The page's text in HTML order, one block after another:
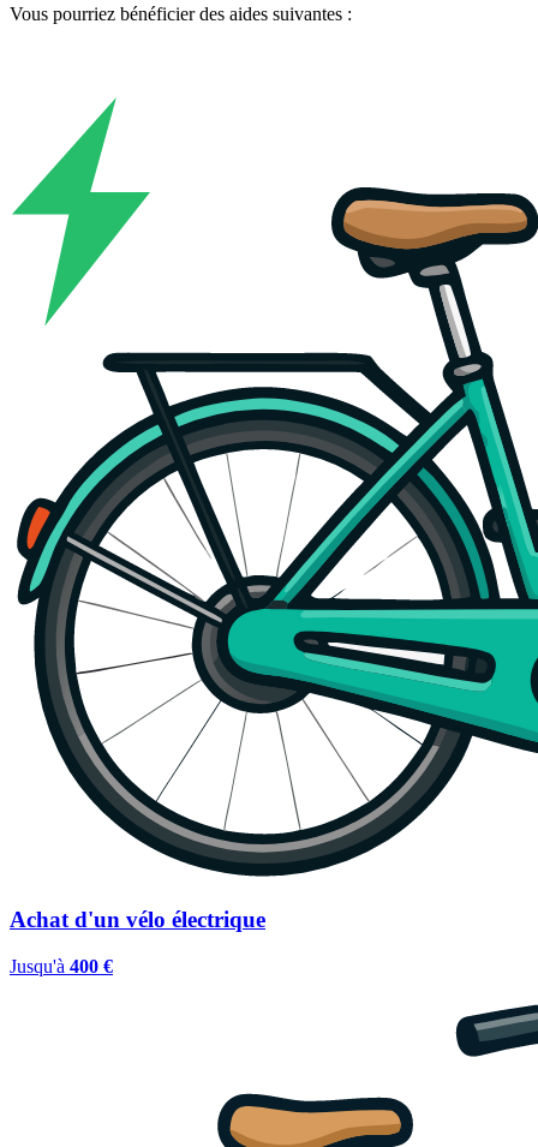
Vous pourriez bénéficier des aides suivantes :
Achat d'un vélo électrique
Jusqu'à 400 €